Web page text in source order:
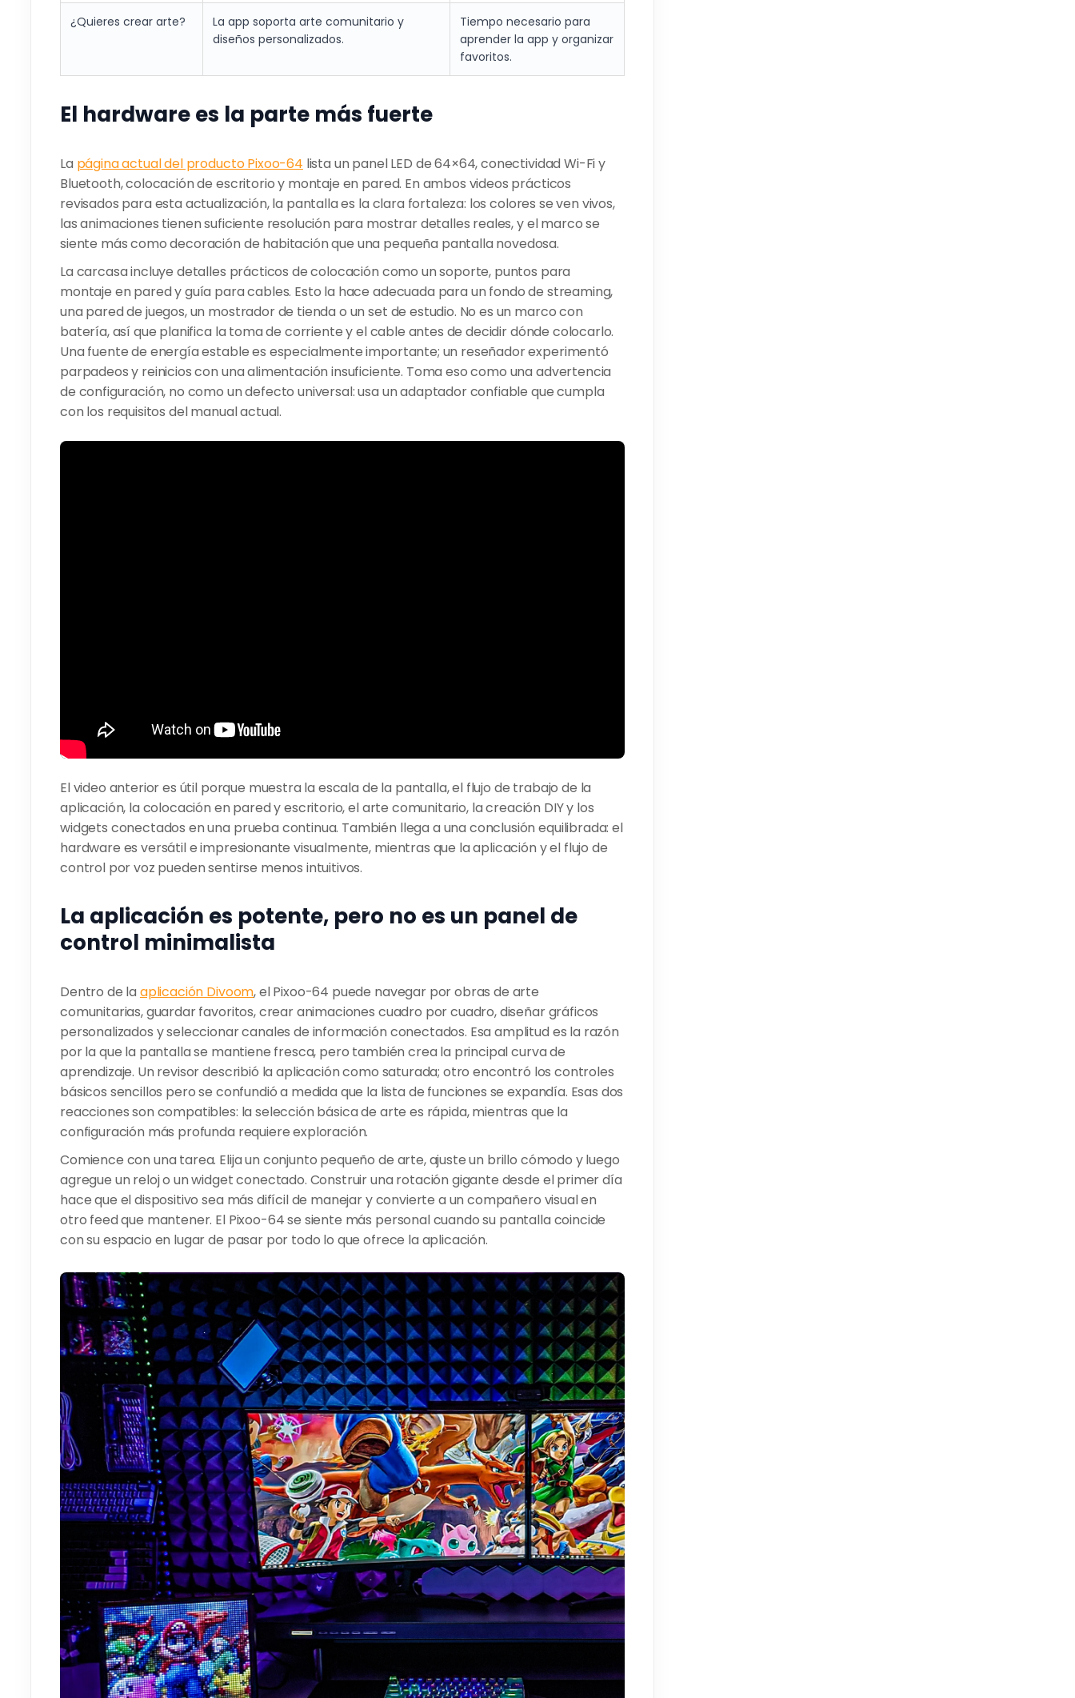
¿Quieres crear arte?
La app soporta arte comunitario y
diseños personalizados.
Tiempo necesario para
aprender la app y organizar
favoritos.
El hardware es la parte más fuerte
La página actual del producto Pixoo-64 lista un panel LED de 64×64, conectividad Wi-Fi y
Bluetooth, colocación de escritorio y montaje en pared. En ambos videos prácticos
revisados para esta actualización, la pantalla es la clara fortaleza: los colores se ven vivos,
las animaciones tienen suficiente resolución para mostrar detalles reales, y el marco se
siente más como decoración de habitación que una pequeña pantalla novedosa.
La carcasa incluye detalles prácticos de colocación como un soporte, puntos para
montaje en pared y guía para cables. Esto la hace adecuada para un fondo de streaming,
una pared de juegos, un mostrador de tienda o un set de estudio. No es un marco con
batería, así que planifica la toma de corriente y el cable antes de decidir dónde colocarlo.
Una fuente de energía estable es especialmente importante; un reseñador experimentó
parpadeos y reinicios con una alimentación insuficiente. Toma eso como una advertencia
de configuración, no como un defecto universal: usa un adaptador confiable que cumpla
con los requisitos del manual actual.
El video anterior es útil porque muestra la escala de la pantalla, el flujo de trabajo de la
aplicación, la colocación en pared y escritorio, el arte comunitario, la creación DIY y los
widgets conectados en una prueba continua. También llega a una conclusión equilibrada: el
hardware es versátil e impresionante visualmente, mientras que la aplicación y el flujo de
control por voz pueden sentirse menos intuitivos.
La aplicación es potente, pero no es un panel de
control minimalista
Dentro de la aplicación Divoom, el Pixoo-64 puede navegar por obras de arte
comunitarias, guardar favoritos, crear animaciones cuadro por cuadro, diseñar gráficos
personalizados y seleccionar canales de información conectados. Esa amplitud es la razón
por la que la pantalla se mantiene fresca, pero también crea la principal curva de
aprendizaje. Un revisor describió la aplicación como saturada; otro encontró los controles
básicos sencillos pero se confundió a medida que la lista de funciones se expandía. Esas dos
reacciones son compatibles: la selección básica de arte es rápida, mientras que la
configuración más profunda requiere exploración.
Comience con una tarea. Elija un conjunto pequeño de arte, ajuste un brillo cómodo y luego
agregue un reloj o un widget conectado. Construir una rotación gigante desde el primer día
hace que el dispositivo sea más difícil de manejar y convierte a un compañero visual en
otro feed que mantener. El Pixoo-64 se siente más personal cuando su pantalla coincide
con su espacio en lugar de pasar por todo lo que ofrece la aplicación.